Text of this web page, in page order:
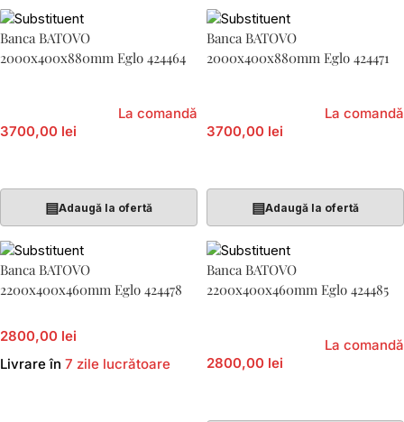
Banca BATOVO
2000x400x880mm Eglo 424464
3700,00 lei
La comandă
▤Adaugă la ofertă
Banca BATOVO
2000x400x880mm Eglo 424471
3700,00 lei
La comandă
▤Adaugă la ofertă
Banca BATOVO
2200x400x460mm Eglo 424478
2800,00 lei
Livrare în 7 zile lucrătoare
Banca BATOVO
2200x400x460mm Eglo 424485
2800,00 lei
La comandă